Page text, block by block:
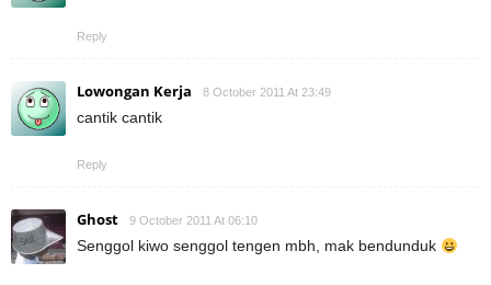
Reply
Lowongan Kerja 8 October 2011 At 23:49
cantik cantik
Reply
Ghost 9 October 2011 At 06:10
Senggol kiwo senggol tengen mbh, mak bendunduk